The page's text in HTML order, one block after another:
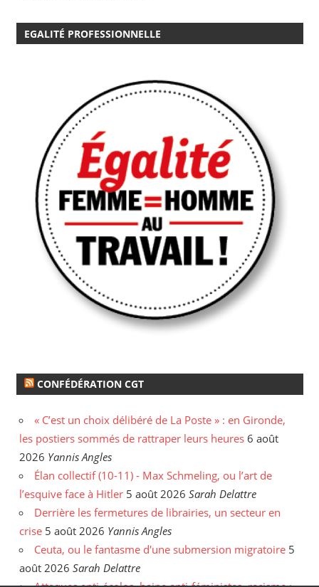
EGALITÉ PROFESSIONNELLE
CONFÉDÉRATION CGT
« C’est un choix délibéré de La Poste » : en Gironde,
les postiers sommés de rattraper leurs heures 6 août
2026 Yannis Angles
Élan collectif (10-11) - Max Schmeling, ou l’art de
l’esquive face à Hitler 5 août 2026 Sarah Delattre
Derrière les fermetures de librairies, un secteur en
crise 5 août 2026 Yannis Angles
Ceuta, ou le fantasme d'une submersion migratoire 5
août 2026 Sarah Delattre